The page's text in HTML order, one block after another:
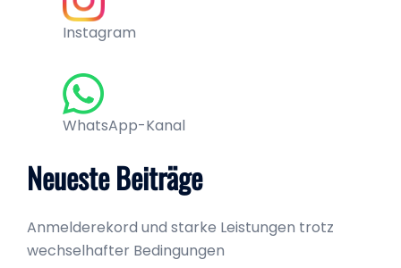
Instagram
WhatsApp-Kanal
Neueste Beiträge
Anmelderekord und starke Leistungen trotz
wechselhafter Bedingungen